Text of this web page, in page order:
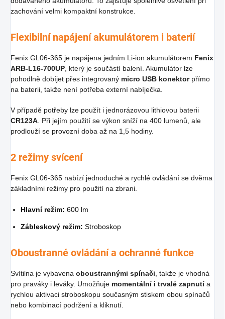
zachování velmi kompaktní konstrukce.
Flexibilní napájení akumulátorem i baterií
Fenix GL06-365 je napájena jedním Li-ion akumulátorem Fenix
ARB-L16-700UP , který je součástí balení. Akumulátor lze
pohodlně dobíjet přes integrovaný micro USB konektorpřímo
na baterii, takže není potřeba externí nabíječka.
V případě potřeby lze použít i jednorázovou lithiovou baterii
CR123A . Při jejím použití se výkon sníží na 400 lumenů, ale
prodlouží se provozní doba až na 1,5 hodiny.
2 režimy svícení
Fenix GL06-365 nabízí jednoduché a rychlé ovládání se dvěma
základními režimy pro použití na zbrani.
Hlavní režim: 600 lm
Zábleskový režim: Stroboskop
Oboustranné ovládání a ochranné funkce
Svítilna je vybavena oboustrannými spínači , takže je vhodná
pro praváky i leváky. Umožňuje momentální i trvalé zapnutía
rychlou aktivaci stroboskopu současným stiskem obou spínačů
nebo kombinací podržení a kliknutí.